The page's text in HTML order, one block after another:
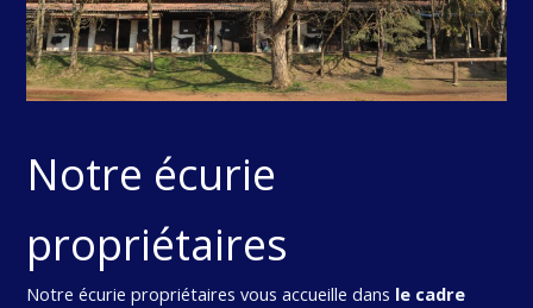
Notre écurie
propriétaires
Notre écurie propriétaires vous accueille dans le cadre